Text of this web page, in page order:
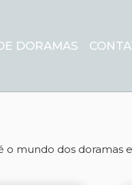
DORAMAS
mundo dos doramas